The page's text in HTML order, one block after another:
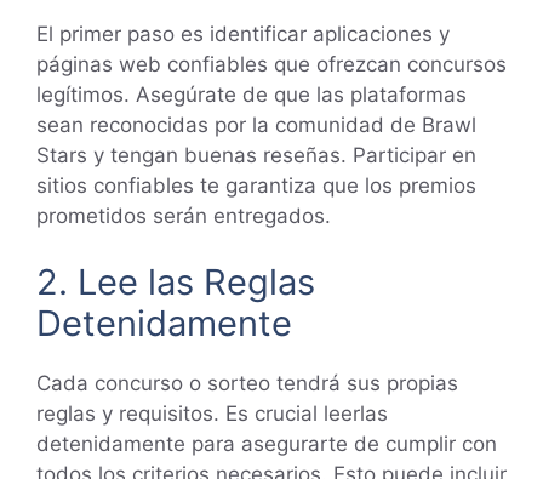
El primer paso es identificar aplicaciones y
páginas web confiables que ofrezcan concursos
legítimos. Asegúrate de que las plataformas
sean reconocidas por la comunidad de Brawl
Stars y tengan buenas reseñas. Participar en
sitios confiables te garantiza que los premios
prometidos serán entregados.
2. Lee las Reglas
Detenidamente
Cada concurso o sorteo tendrá sus propias
reglas y requisitos. Es crucial leerlas
detenidamente para asegurarte de cumplir con